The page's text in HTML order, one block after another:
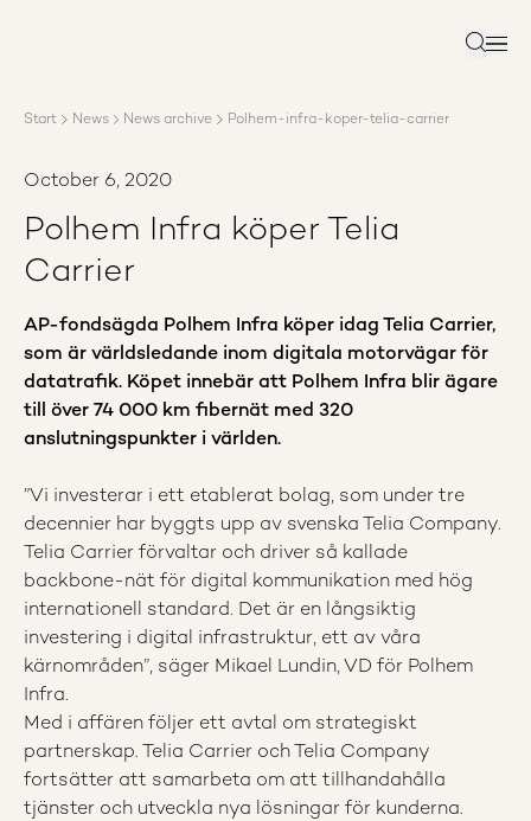
Reports
Contact us
Search
Start News News archive Polhem-infra-koper-telia-carrier
October 6, 2020
Polhem Infra köper Telia
Carrier
AP-fondsägda Polhem Infra köper idag Telia Carrier,
som är världsledande inom digitala motorvägar för
datatrafik. Köpet innebär att Polhem Infra blir ägare
till över 74 000 km fibernät med 320
anslutningspunkter i världen.
​”Vi investerar i ett etablerat bolag, som under tre
decennier har byggts upp av svenska Telia Company.
Telia Carrier förvaltar och driver så kallade
backbone-nät för digital kommunikation med hög
internationell standard. Det är en långsiktig
investering i digital infrastruktur, ett av våra
kärnområden”, säger Mikael Lundin, VD för Polhem
Infra.
Med i affären följer ett avtal om strategiskt
partnerskap. Telia Carrier och Telia Company
fortsätter att samarbeta om att tillhandahålla
tjänster och utveckla nya lösningar för kunderna.